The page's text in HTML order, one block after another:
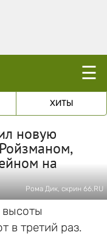
☰
ХИТЫ
новую
на
Рома Дик, скрин 66.RU
в третий раз.